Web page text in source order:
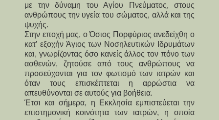
με την δύναμη του Αγίου Πνεύματος, στους
ανθρώπους την υγεία του σώματος, αλλά και της
ψυχής.
Στην εποχή μας, ο Όσιος Πορφύριος ανεδείχθη ο
κατ’ εξοχήν Άγιος των Νοσηλευτικών Ιδρυμάτων
και, γνωρίζοντας όσο κανείς άλλος τον πόνο των
ασθενών, ζητούσε από τους ανθρώπους να
προσεύχονται για τον φωτισμό των ιατρών και
όταν τους επισκέπτεται η αρρώστια να
απευθύνονται σε αυτούς για βοήθεια.
Έτσι και σήμερα, η Εκκλησία εμπιστεύεται την
επιστημονική κοινότητα των ιατρών, η οποία